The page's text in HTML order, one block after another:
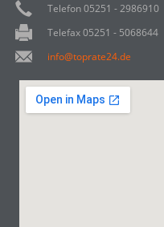
Telefon 05251 - 2986910
Telefax 05251 - 5068644
info@toprate24.de